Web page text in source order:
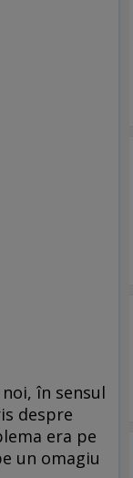
în sensul
despre
era pe
un omagiu